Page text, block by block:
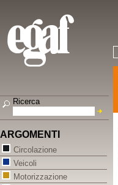
Ricerca
ARGOMENTI
Circolazione
Veicoli
Motorizzazione